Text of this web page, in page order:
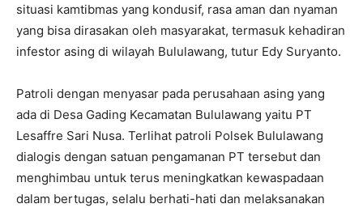
situasi kamtibmas yang kondusif, rasa aman dan nyaman
yang bisa dirasakan oleh masyarakat, termasuk kehadiran
infestor asing di wilayah Bululawang, tutur Edy Suryanto.
Patroli dengan menyasar pada perusahaan asing yang
ada di Desa Gading Kecamatan Bululawang yaitu PT
Lesaffre Sari Nusa. Terlihat patroli Polsek Bululawang
dialogis dengan satuan pengamanan PT tersebut dan
menghimbau untuk terus meningkatkan kewaspadaan
dalam bertugas, selalu berhati-hati dan melaksanakan